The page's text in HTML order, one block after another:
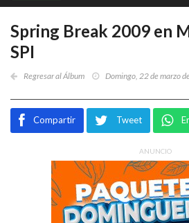
Spring Break 2009 en
SPI
Regresar al Álbum Domingo, 22 de marzo
Compartir Tweet
ANUNCIO